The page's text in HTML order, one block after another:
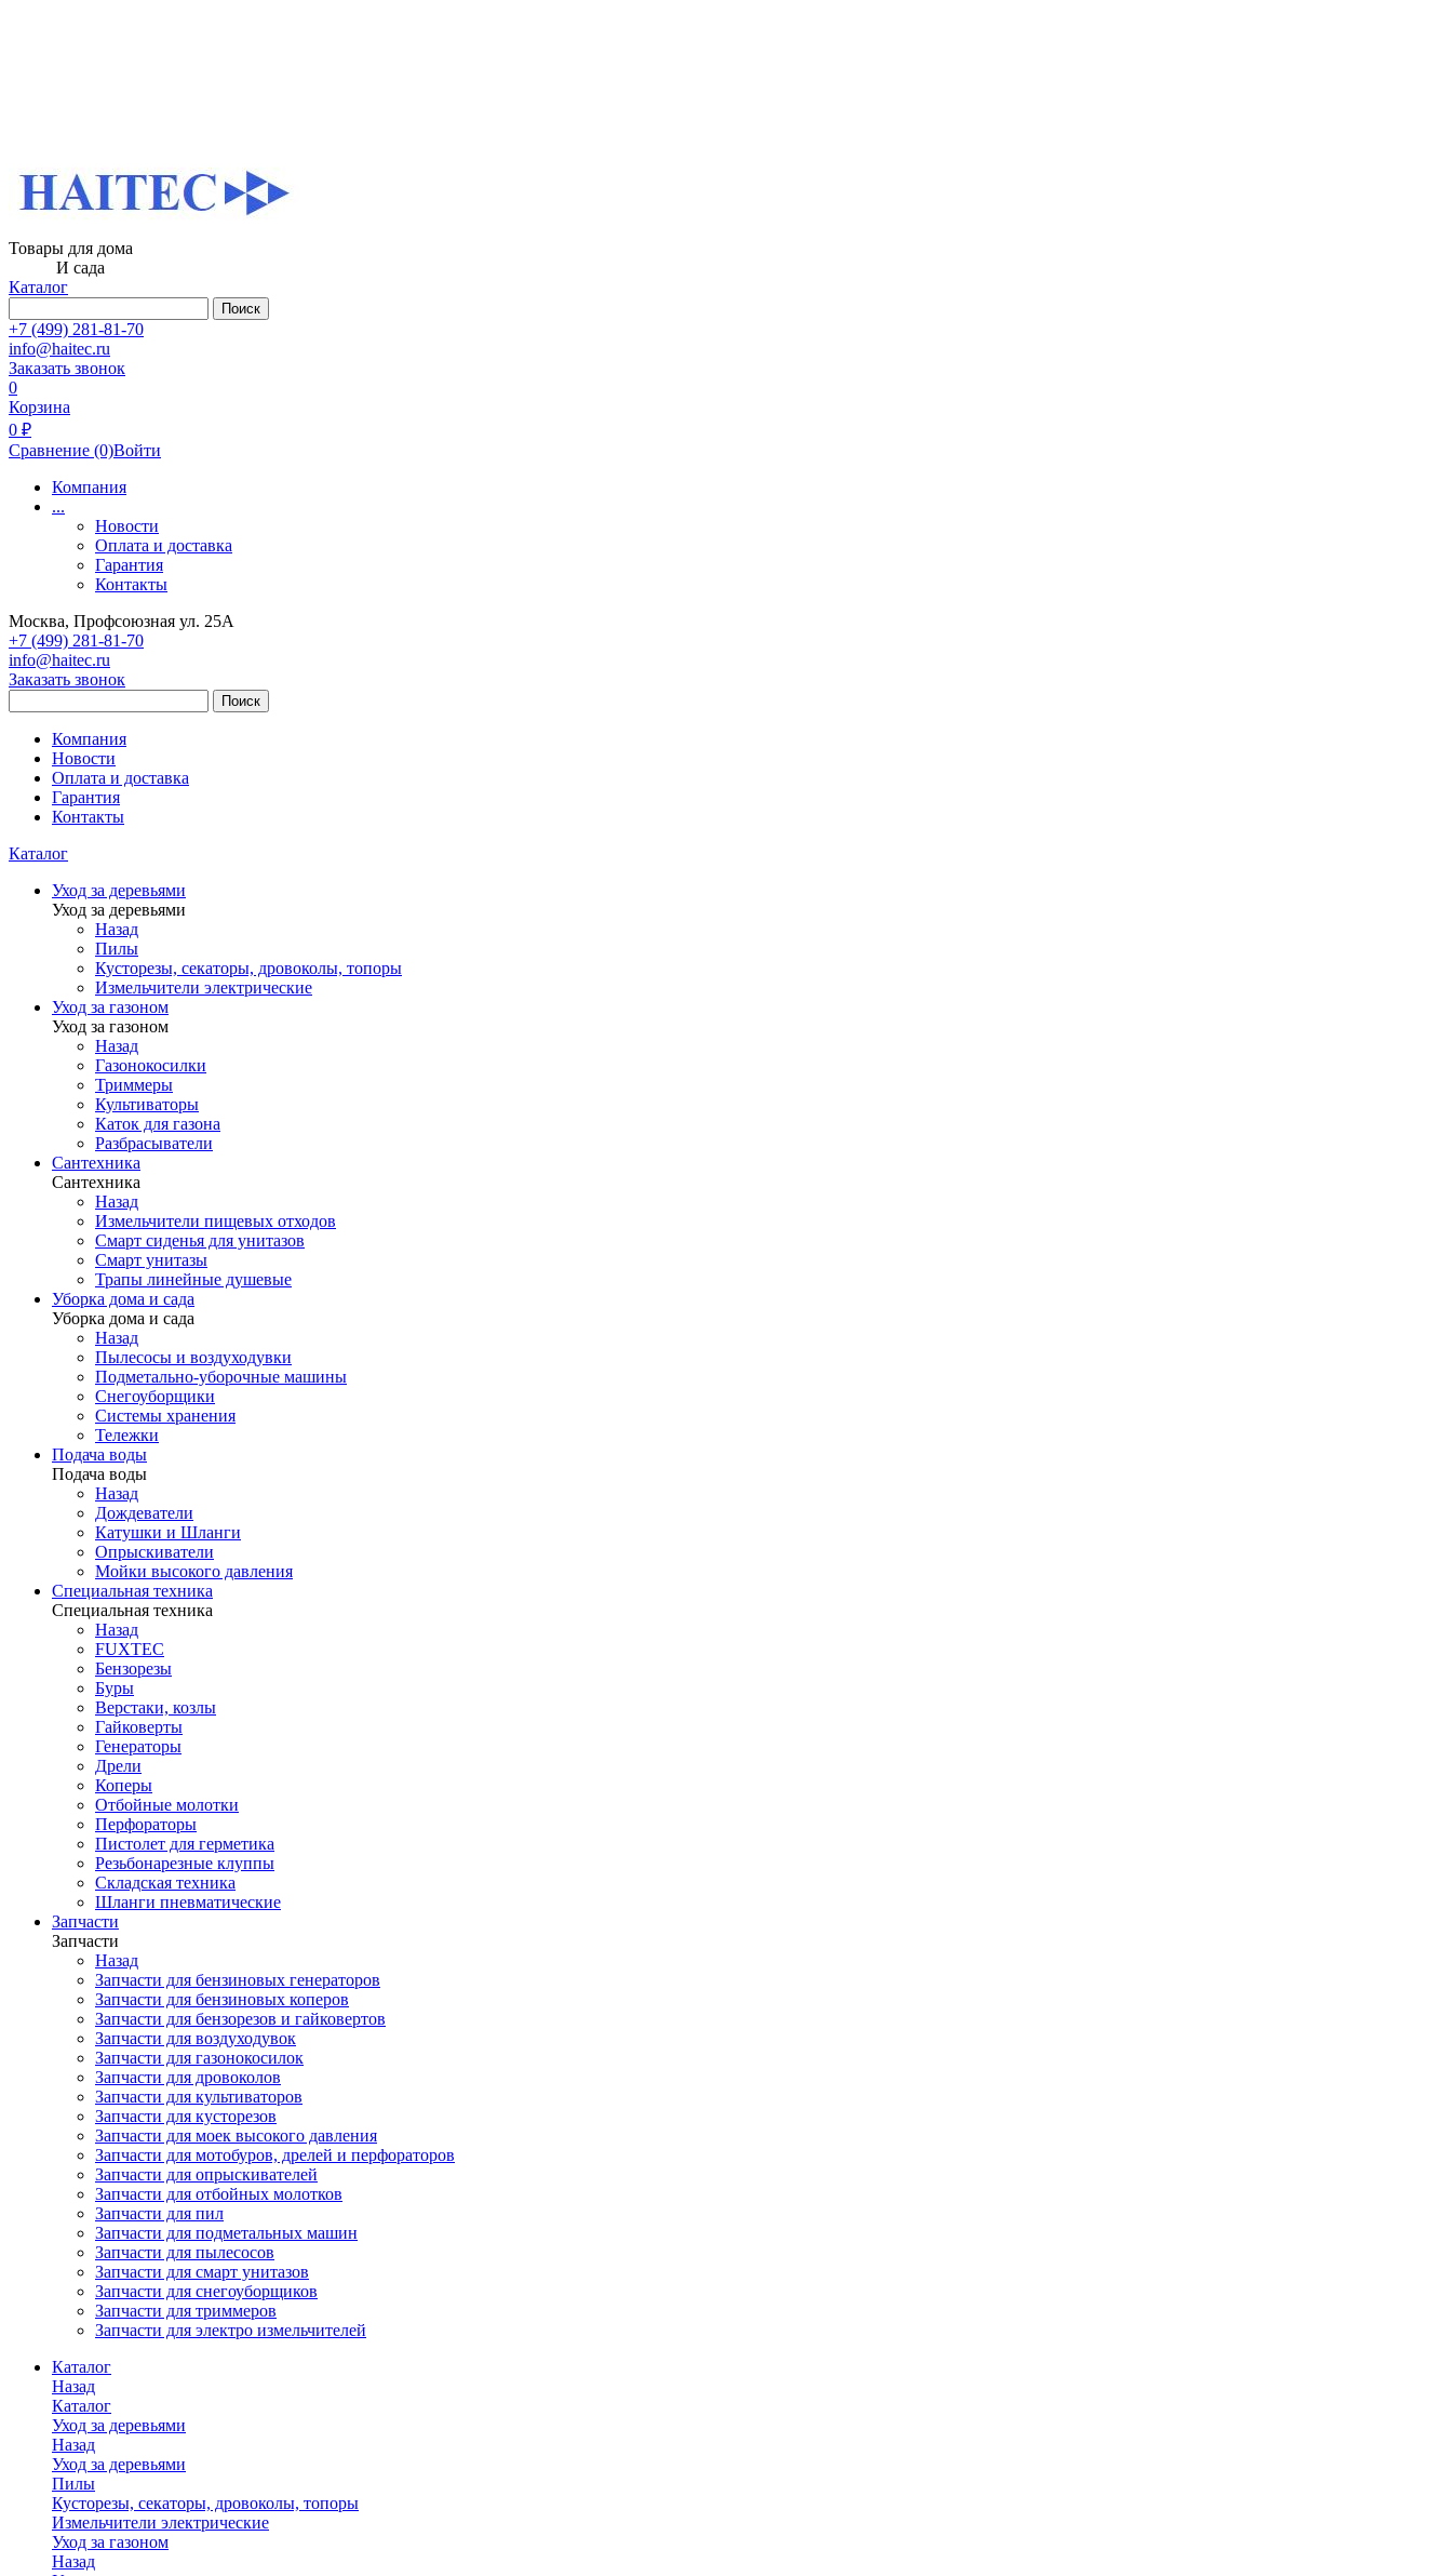
Товары для дома
И сада
Каталог
Поиск
+7 (499) 281-81-70
info@haitec.ru
Заказать звонок
0
Корзина
0 ₽
Сравнение (0)Войти
Компания
...
Новости
Оплата и доставка
Гарантия
Контакты
Москва, Профсоюзная ул. 25А
+7 (499) 281-81-70
info@haitec.ru
Заказать звонок
Поиск
Компания
Новости
Оплата и доставка
Гарантия
Контакты
Каталог
Уход за деревьями
Уход за деревьями
Назад
Пилы
Кусторезы, секаторы, дровоколы, топоры
Измельчители электрические
Уход за газоном
Уход за газоном
Назад
Газонокосилки
Триммеры
Культиваторы
Каток для газона
Разбрасыватели
Сантехника
Сантехника
Назад
Измельчители пищевых отходов
Смарт сиденья для унитазов
Смарт унитазы
Трапы линейные душевые
Уборка дома и сада
Уборка дома и сада
Назад
Пылесосы и воздуходувки
Подметально-уборочные машины
Снегоуборщики
Системы хранения
Тележки
Подача воды
Подача воды
Назад
Дождеватели
Катушки и Шланги
Опрыскиватели
Мойки высокого давления
Специальная техника
Специальная техника
Назад
FUXTEC
Бензорезы
Буры
Верстаки, козлы
Гайковерты
Генераторы
Дрели
Коперы
Отбойные молотки
Перфораторы
Пистолет для герметика
Резьбонарезные клуппы
Складская техника
Шланги пневматические
Запчасти
Запчасти
Назад
Запчасти для бензиновых генераторов
Запчасти для бензиновых коперов
Запчасти для бензорезов и гайковертов
Запчасти для воздуходувок
Запчасти для газонокосилок
Запчасти для дровоколов
Запчасти для культиваторов
Запчасти для кусторезов
Запчасти для моек высокого давления
Запчасти для мотобуров, дрелей и перфораторов
Запчасти для опрыскивателей
Запчасти для отбойных молотков
Запчасти для пил
Запчасти для подметальных машин
Запчасти для пылесосов
Запчасти для смарт унитазов
Запчасти для снегоуборщиков
Запчасти для триммеров
Запчасти для электро измельчителей
Каталог
Назад
Каталог
Уход за деревьями
Назад
Уход за деревьями
Пилы
Кусторезы, секаторы, дровоколы, топоры
Измельчители электрические
Уход за газоном
Назад